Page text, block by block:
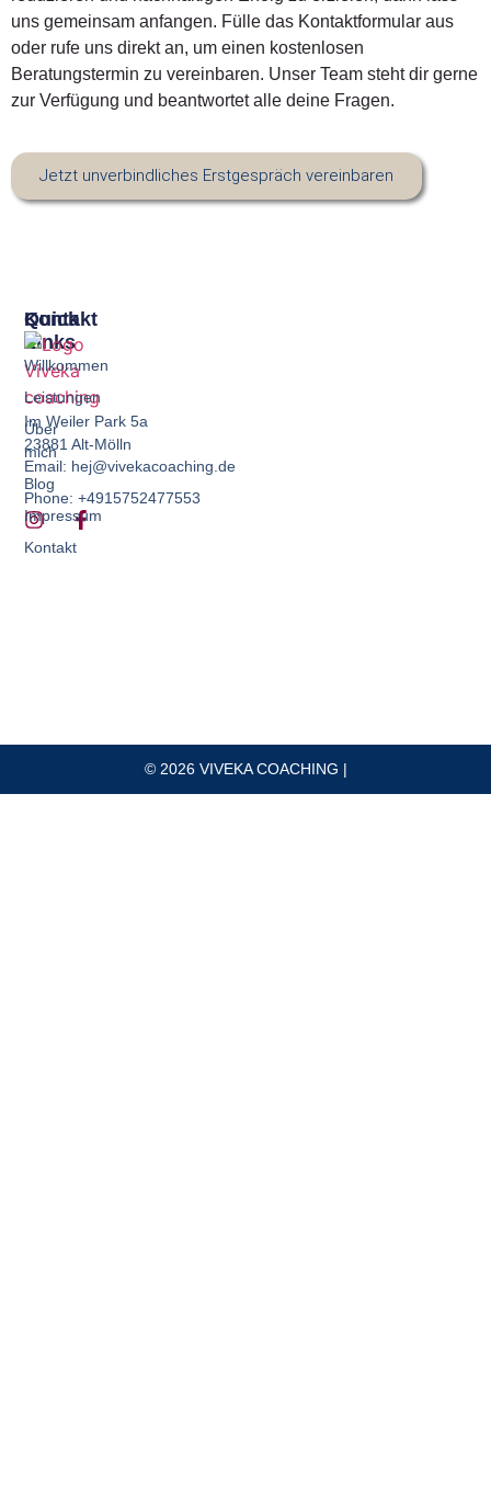
uns gemeinsam anfangen. Fülle das Kontaktformular aus
oder rufe uns direkt an, um einen kostenlosen
Beratungstermin zu vereinbaren. Unser Team steht dir gerne
zur Verfügung und beantwortet alle deine Fragen.
Jetzt unverbindliches Erstgespräch vereinbaren
Quick
Links
Willkommen
Leistungen
Über
mich
Blog
Impressum
Kontakt
Kontakt
Im Weiler Park 5a
23881 Alt-Mölln
Email: hej@vivekacoaching.de
Phone: +4915752477553
© 2026 VIVEKA COACHING |